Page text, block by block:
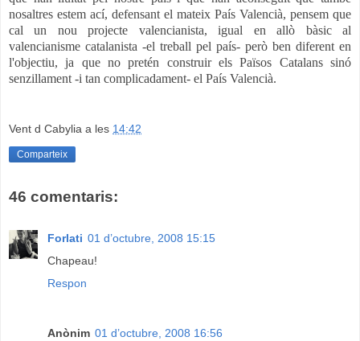
nosaltres estem ací, defensant el mateix País Valencià, pensem que
cal un nou projecte valencianista, igual en allò bàsic al
valencianisme catalanista -el treball pel país- però ben diferent en
l'objectiu, ja que no pretén construir els Països Catalans sinó
senzillament -i tan complicadament- el País Valencià.
Vent d Cabylia a les 14:42
Comparteix
46 comentaris:
Forlati 01 d’octubre, 2008 15:15
Chapeau!
Respon
Anònim 01 d’octubre, 2008 16:56